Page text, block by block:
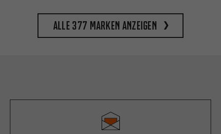
Alle 377 Marken anzeigen